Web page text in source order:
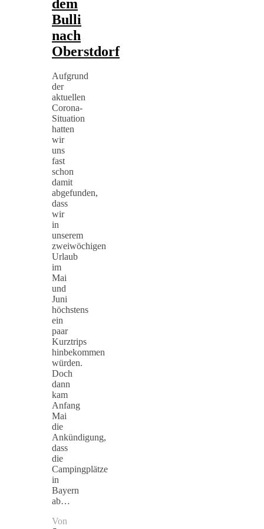
dem
Bulli
nach
Oberstdorf
Aufgrund
der
aktuellen
Corona-
Situation
hatten
wir
uns
fast
schon
damit
abgefunden,
dass
wir
in
unserem
zweiwöchigen
Urlaub
im
Mai
und
Juni
höchstens
ein
paar
Kurztrips
hinbekommen
würden.
Doch
dann
kam
Anfang
Mai
die
Ankündigung,
dass
die
Campingplätze
in
Bayern
ab…
Von